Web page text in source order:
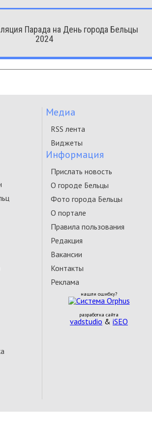
Парада на День города Бельцы
2024
Медиа
RSS лента
Виджеты
Информация
Прислать новость
О городе Бельцы
Фото города Бельцы
О портале
Правила пользования
Редакция
Вакансии
Контакты
Реклама
нашли ошибку?
разработка сайта
vadstudio & iSEO